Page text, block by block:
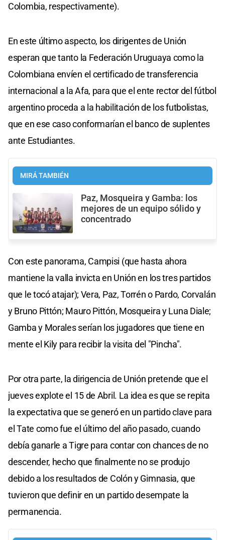
Colombia, respectivamente).
En este último aspecto, los dirigentes de Unión
esperan que tanto la Federación Uruguaya como la
Colombiana envíen el certificado de transferencia
internacional a la Afa, para que el ente rector del fútbol
argentino proceda a la habilitación de los futbolistas,
que en ese caso conformarían el banco de suplentes
ante Estudiantes.
MIRÁ TAMBIÉN
Paz, Mosqueira y Gamba: los
mejores de un equipo sólido y
concentrado
Con este panorama, Campisi (que hasta ahora
mantiene la valla invicta en Unión en los tres partidos
que le tocó atajar); Vera, Paz, Torrén o Pardo, Corvalán
y Bruno Pittón; Mauro Pittón, Mosqueira y Luna Diale;
Gamba y Morales serían los jugadores que tiene en
mente el Kily para recibir la visita del "Pincha".
Por otra parte, la dirigencia de Unión pretende que el
jueves explote el 15 de Abril. La idea es que se repita
la expectativa que se generó en un partido clave para
el Tate como fue el último del año pasado, cuando
debía ganarle a Tigre para contar con chances de no
descender, hecho que finalmente no se produjo
debido a los resultados de Colón y Gimnasia, que
tuvieron que definir en un partido desempate la
permanencia.